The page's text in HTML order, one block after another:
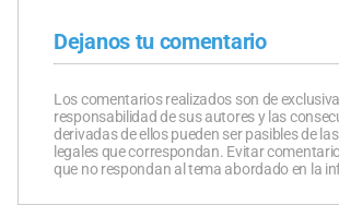
Dejanos tu comentario
Los comentarios realizados son de exclusiva
responsabilidad de sus autores y las
derivadas de ellos pueden ser pasibles de
legales que correspondan. Evitar
que no respondan al tema abordado en la